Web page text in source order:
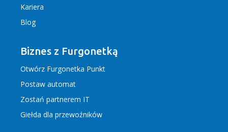
Kariera
Blog
Biznes z Furgonetką
Otwórz Furgonetka Punkt
Postaw automat
Zostań partnerem IT
Giełda dla przewoźników